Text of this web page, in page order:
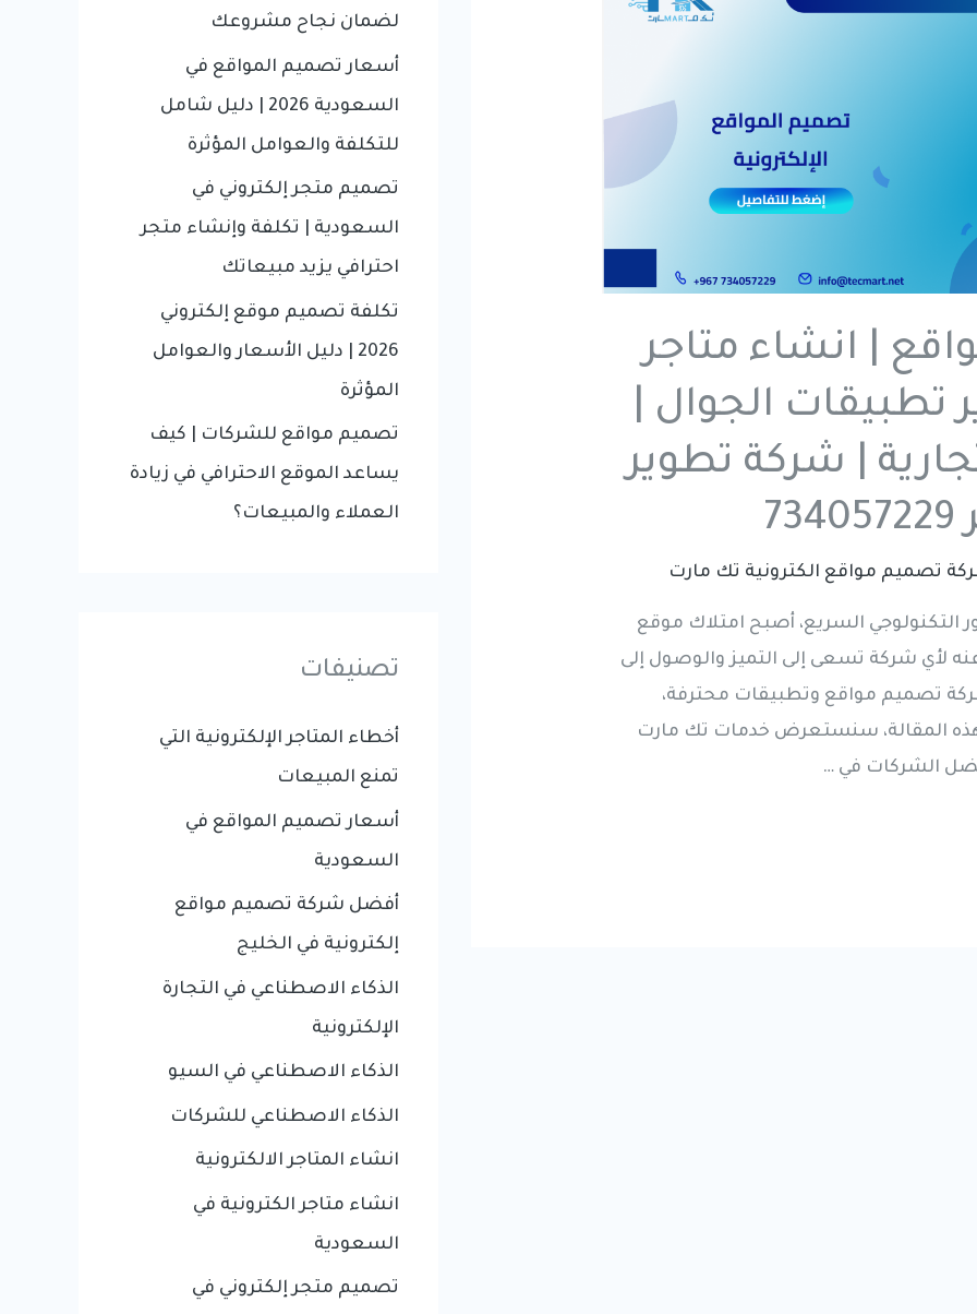
| انشاء متاجر
تطبيقات الجوال |
| شركة تطوير
تصميم مواقع الكترونية تك مارت
السريع، أصبح امتلاك موقع
عنه لأي شركة تسعى إلى التميز والوصول إلى
تصميم مواقع وتطبيقات محترفة،
المقالة، سنستعرض خدمات تك مارت
الشركات في …
r
:
لضمان نجاح مشروعك
أسعار تصميم المواقع في
السعودية 2026 | دليل شامل
للتكلفة والعوامل المؤثرة
تصميم متجر إلكتروني في
السعودية | تكلفة وإنشاء متجر
احترافي يزيد مبيعاتك
تكلفة تصميم موقع إلكتروني
2026 | دليل الأسعار والعوامل
المؤثرة
تصميم مواقع للشركات | كيف
يساعد الموقع الاحترافي في زيادة
العملاء والمبيعات؟
تصنيفات
أخطاء المتاجر الإلكترونية التي
تمنع المبيعات
أسعار تصميم المواقع في
السعودية
أفضل شركة تصميم مواقع
إلكترونية في الخليج
الذكاء الاصطناعي في التجارة
الإلكترونية
الذكاء الاصطناعي في السيو
الذكاء الاصطناعي للشركات
انشاء المتاجر الالكترونية
انشاء متاجر الكترونية في
السعودية
تصميم متجر إلكتروني في